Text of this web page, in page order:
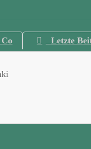
Letzte